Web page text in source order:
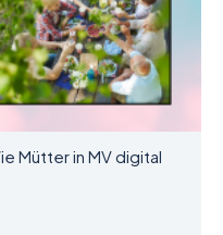
Mütter in MV digital